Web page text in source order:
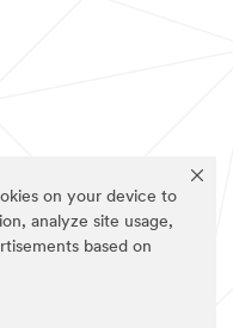
on your device to
analyze site usage,
based on